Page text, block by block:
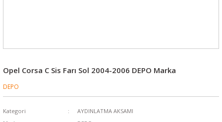
Opel Corsa C Sis Farı Sol 2004-2006 DEPO Marka
DEPO
Kategori
AYDINLATMA AKSAMI